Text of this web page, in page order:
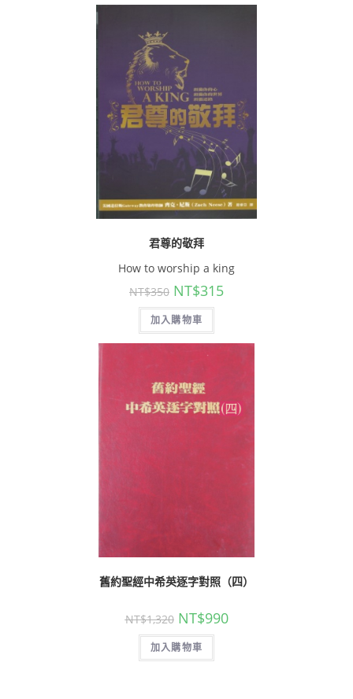
君尊的敬拜
How to worship a king
NT$350 NT$315
加入購物車
舊約聖經中希英逐字對照（四）
NT$1,320 NT$990
加入購物車